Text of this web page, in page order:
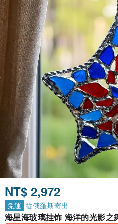
NT$ 2,972
免運 從俄羅斯寄出
海星海玻璃挂饰 海洋的光影之